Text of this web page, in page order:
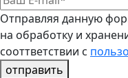
Отправляя данную
на обработку и
сооттветствии с
отправить